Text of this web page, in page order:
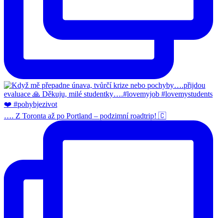
…. Z Toronta až po Portland – podzimní roadtrip! 🇨